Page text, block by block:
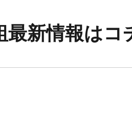
最新情報はコ